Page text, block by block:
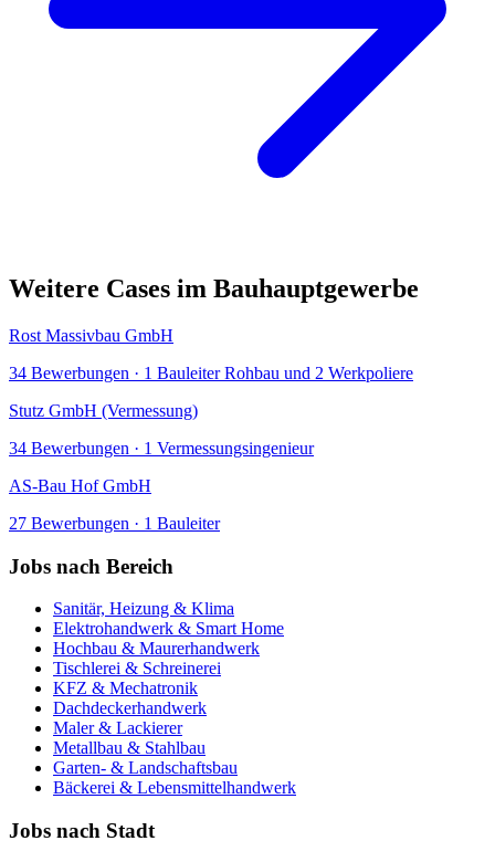
Weitere Cases im Bauhauptgewerbe
Rost Massivbau GmbH
34 Bewerbungen · 1 Bauleiter Rohbau und 2 Werkpoliere
Stutz GmbH (Vermessung)
34 Bewerbungen · 1 Vermessungsingenieur
AS-Bau Hof GmbH
27 Bewerbungen · 1 Bauleiter
Jobs nach Bereich
Sanitär, Heizung & Klima
Elektrohandwerk & Smart Home
Hochbau & Maurerhandwerk
Tischlerei & Schreinerei
KFZ & Mechatronik
Dachdeckerhandwerk
Maler & Lackierer
Metallbau & Stahlbau
Garten- & Landschaftsbau
Bäckerei & Lebensmittelhandwerk
Jobs nach Stadt